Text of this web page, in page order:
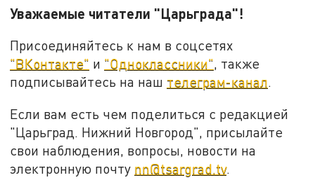
Уважаемые читатели "Царьграда"!
Присоединяйтесь к нам в соцсетях
"ВКонтакте" и "Одноклассники", также
подписывайтесь на наш телеграм-канал.
Если вам есть чем поделиться с редакцией
"Царьград. Нижний Новгород", присылайте
свои наблюдения, вопросы, новости на
электронную почту nn@tsargrad.tv.